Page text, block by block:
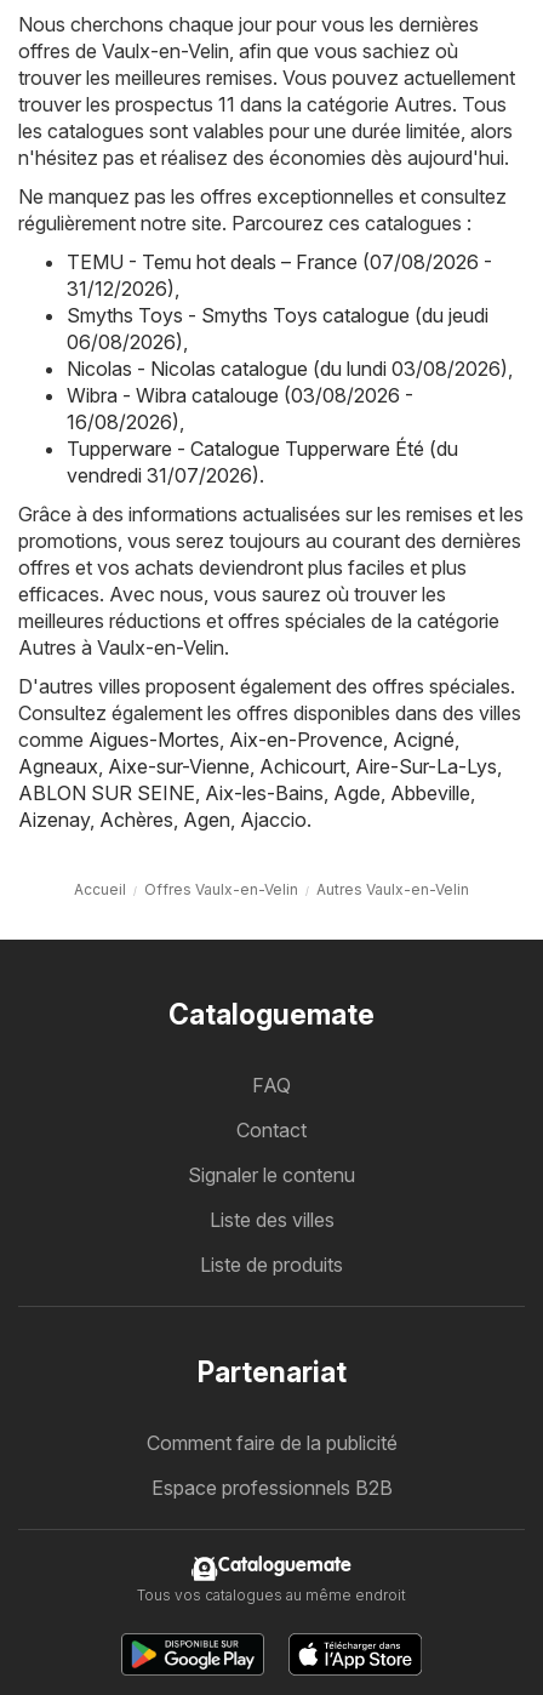
Nous cherchons chaque jour pour vous les dernières
offres de Vaulx-en-Velin, afin que vous sachiez où
trouver les meilleures remises. Vous pouvez actuellement
trouver les prospectus 11 dans la catégorie Autres. Tous
les catalogues sont valables pour une durée limitée, alors
n'hésitez pas et réalisez des économies dès aujourd'hui.
Ne manquez pas les offres exceptionnelles et consultez
régulièrement notre site. Parcourez ces catalogues :
TEMU - Temu hot deals – France (07/08/2026 -
31/12/2026),
Smyths Toys - Smyths Toys catalogue (du jeudi
06/08/2026),
Nicolas - Nicolas catalogue (du lundi 03/08/2026),
Wibra - Wibra catalouge (03/08/2026 -
16/08/2026),
Tupperware - Catalogue Tupperware Été (du
vendredi 31/07/2026).
Grâce à des informations actualisées sur les remises et les
promotions, vous serez toujours au courant des dernières
offres et vos achats deviendront plus faciles et plus
efficaces. Avec nous, vous saurez où trouver les
meilleures réductions et offres spéciales de la catégorie
Autres à Vaulx-en-Velin.
D'autres villes proposent également des offres spéciales.
Consultez également les offres disponibles dans des villes
comme Aigues-Mortes, Aix-en-Provence, Acigné,
Agneaux, Aixe-sur-Vienne, Achicourt, Aire-Sur-La-Lys,
ABLON SUR SEINE, Aix-les-Bains, Agde, Abbeville,
Aizenay, Achères, Agen, Ajaccio.
Accueil Offres Vaulx-en-Velin Autres Vaulx-en-Velin
Cataloguemate
FAQ
Contact
Signaler le contenu
Liste des villes
Liste de produits
Partenariat
Comment faire de la publicité
Espace professionnels B2B
Cataloguemate
Tous vos catalogues au même endroit